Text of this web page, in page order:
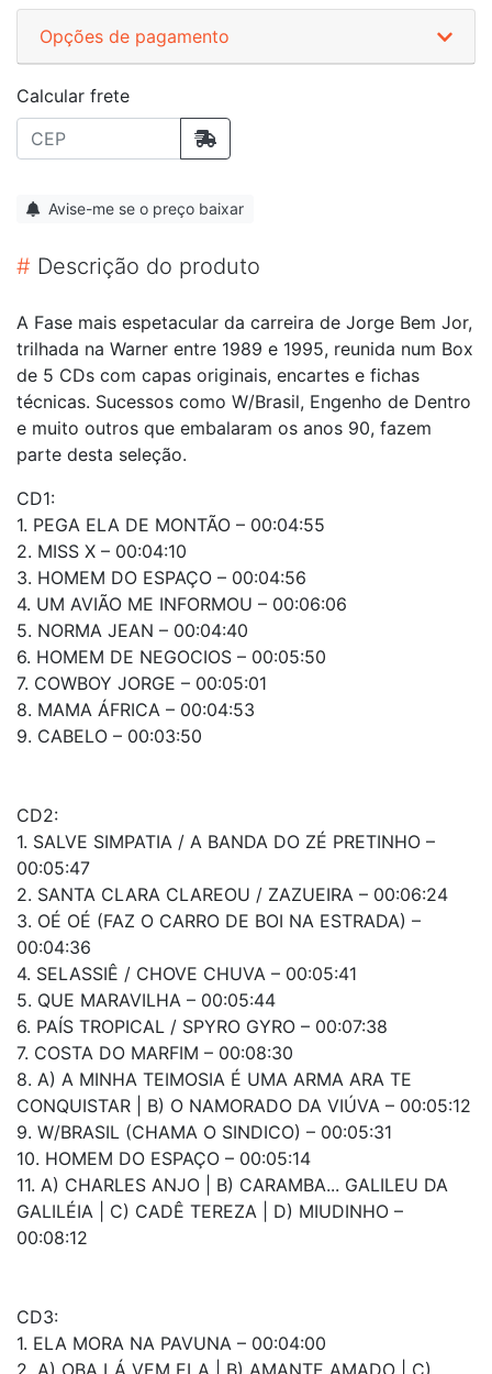
Opções de pagamento
Calcular frete
Avise-me se o preço baixar
# Descrição do produto
A Fase mais espetacular da carreira de Jorge Bem Jor,
trilhada na Warner entre 1989 e 1995, reunida num Box
de 5 CDs com capas originais, encartes e fichas
técnicas. Sucessos como W/Brasil, Engenho de Dentro
e muito outros que embalaram os anos 90, fazem
parte desta seleção.
CD1:
1. PEGA ELA DE MONTÃO – 00:04:55
2. MISS X – 00:04:10
3. HOMEM DO ESPAÇO – 00:04:56
4. UM AVIÃO ME INFORMOU – 00:06:06
5. NORMA JEAN – 00:04:40
6. HOMEM DE NEGOCIOS – 00:05:50
7. COWBOY JORGE – 00:05:01
8. MAMA ÁFRICA – 00:04:53
9. CABELO – 00:03:50
CD2:
1. SALVE SIMPATIA / A BANDA DO ZÉ PRETINHO –
00:05:47
2. SANTA CLARA CLAREOU / ZAZUEIRA – 00:06:24
3. OÉ OÉ (FAZ O CARRO DE BOI NA ESTRADA) –
00:04:36
4. SELASSIÊ / CHOVE CHUVA – 00:05:41
5. QUE MARAVILHA – 00:05:44
6. PAÍS TROPICAL / SPYRO GYRO – 00:07:38
7. COSTA DO MARFIM – 00:08:30
8. A) A MINHA TEIMOSIA É UMA ARMA ARA TE
CONQUISTAR | B) O NAMORADO DA VIÚVA – 00:05:12
9. W/BRASIL (CHAMA O SINDICO) – 00:05:31
10. HOMEM DO ESPAÇO – 00:05:14
11. A) CHARLES ANJO | B) CARAMBA... GALILEU DA
GALILÉIA | C) CADÊ TEREZA | D) MIUDINHO –
00:08:12
CD3:
1. ELA MORA NA PAVUNA – 00:04:00